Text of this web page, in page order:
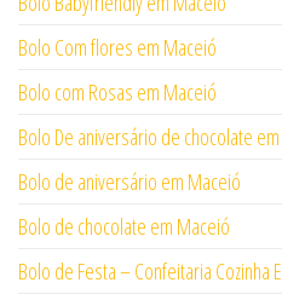
Bolo Com flores em Maceió
Bolo com Rosas em Maceió
Bolo De aniversário de chocolate
Bolo de aniversário em Maceió
Bolo de chocolate em Maceió
Bolo de Festa – Confeitaria Cozinha